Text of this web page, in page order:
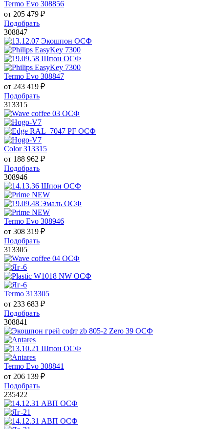
Termo Evo 308856
от 205 479 ₽
Подобрать
308847
Termo Evo 308847
от 243 419 ₽
Подобрать
313315
Color 313315
от 188 962 ₽
Подобрать
308946
Termo Evo 308946
от 308 319 ₽
Подобрать
313305
Termo 313305
от 233 683 ₽
Подобрать
308841
Termo Evo 308841
от 206 139 ₽
Подобрать
235422